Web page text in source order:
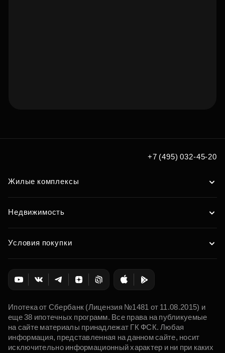
мечты по удобным вам
Подобрать
+7 (495) 032-45-20
Жилые комплексы
Недвижимость
Условия покупки
Ипотека от Сбербанк (Лицензия №1481 от 11.08.2015) и
еще 38 ипотечных программ. Все права на публикуемые
на сайте материалы принадлежат ГК ФСК. Любая
информация, представленная на данном сайте, носит
исключительно информационный характер и ни при каких